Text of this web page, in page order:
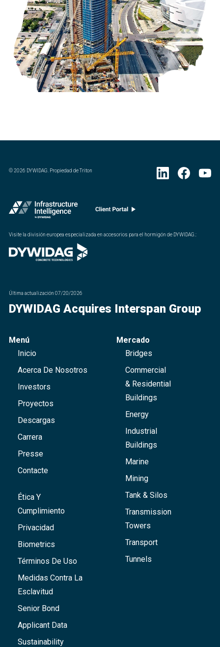
©2026 DYWIDAG. Propiedad de Triton
Visite la división europea especializada en accesorios para el hormigón de DYWIDAG. :
Última actualización 07/20/2026
DYWIDAG Acquires Interspan Group
Menú
Inicio
Acerca De Nosotros
Investors
Proyectos
Descargas
Carrera
Presse
Contacte
Ética Y
Cumplimiento
Privacidad
Biometrics
Términos De Uso
Medidas Contra La
Esclavitud
Senior Bond
Applicant Data
Sustainability
Mercado
Bridges
Commercial
& Residential
Buildings
Energy
Industrial
Buildings
Marine
Mining
Tank & Silos
Transmission
Towers
Transport
Tunnels